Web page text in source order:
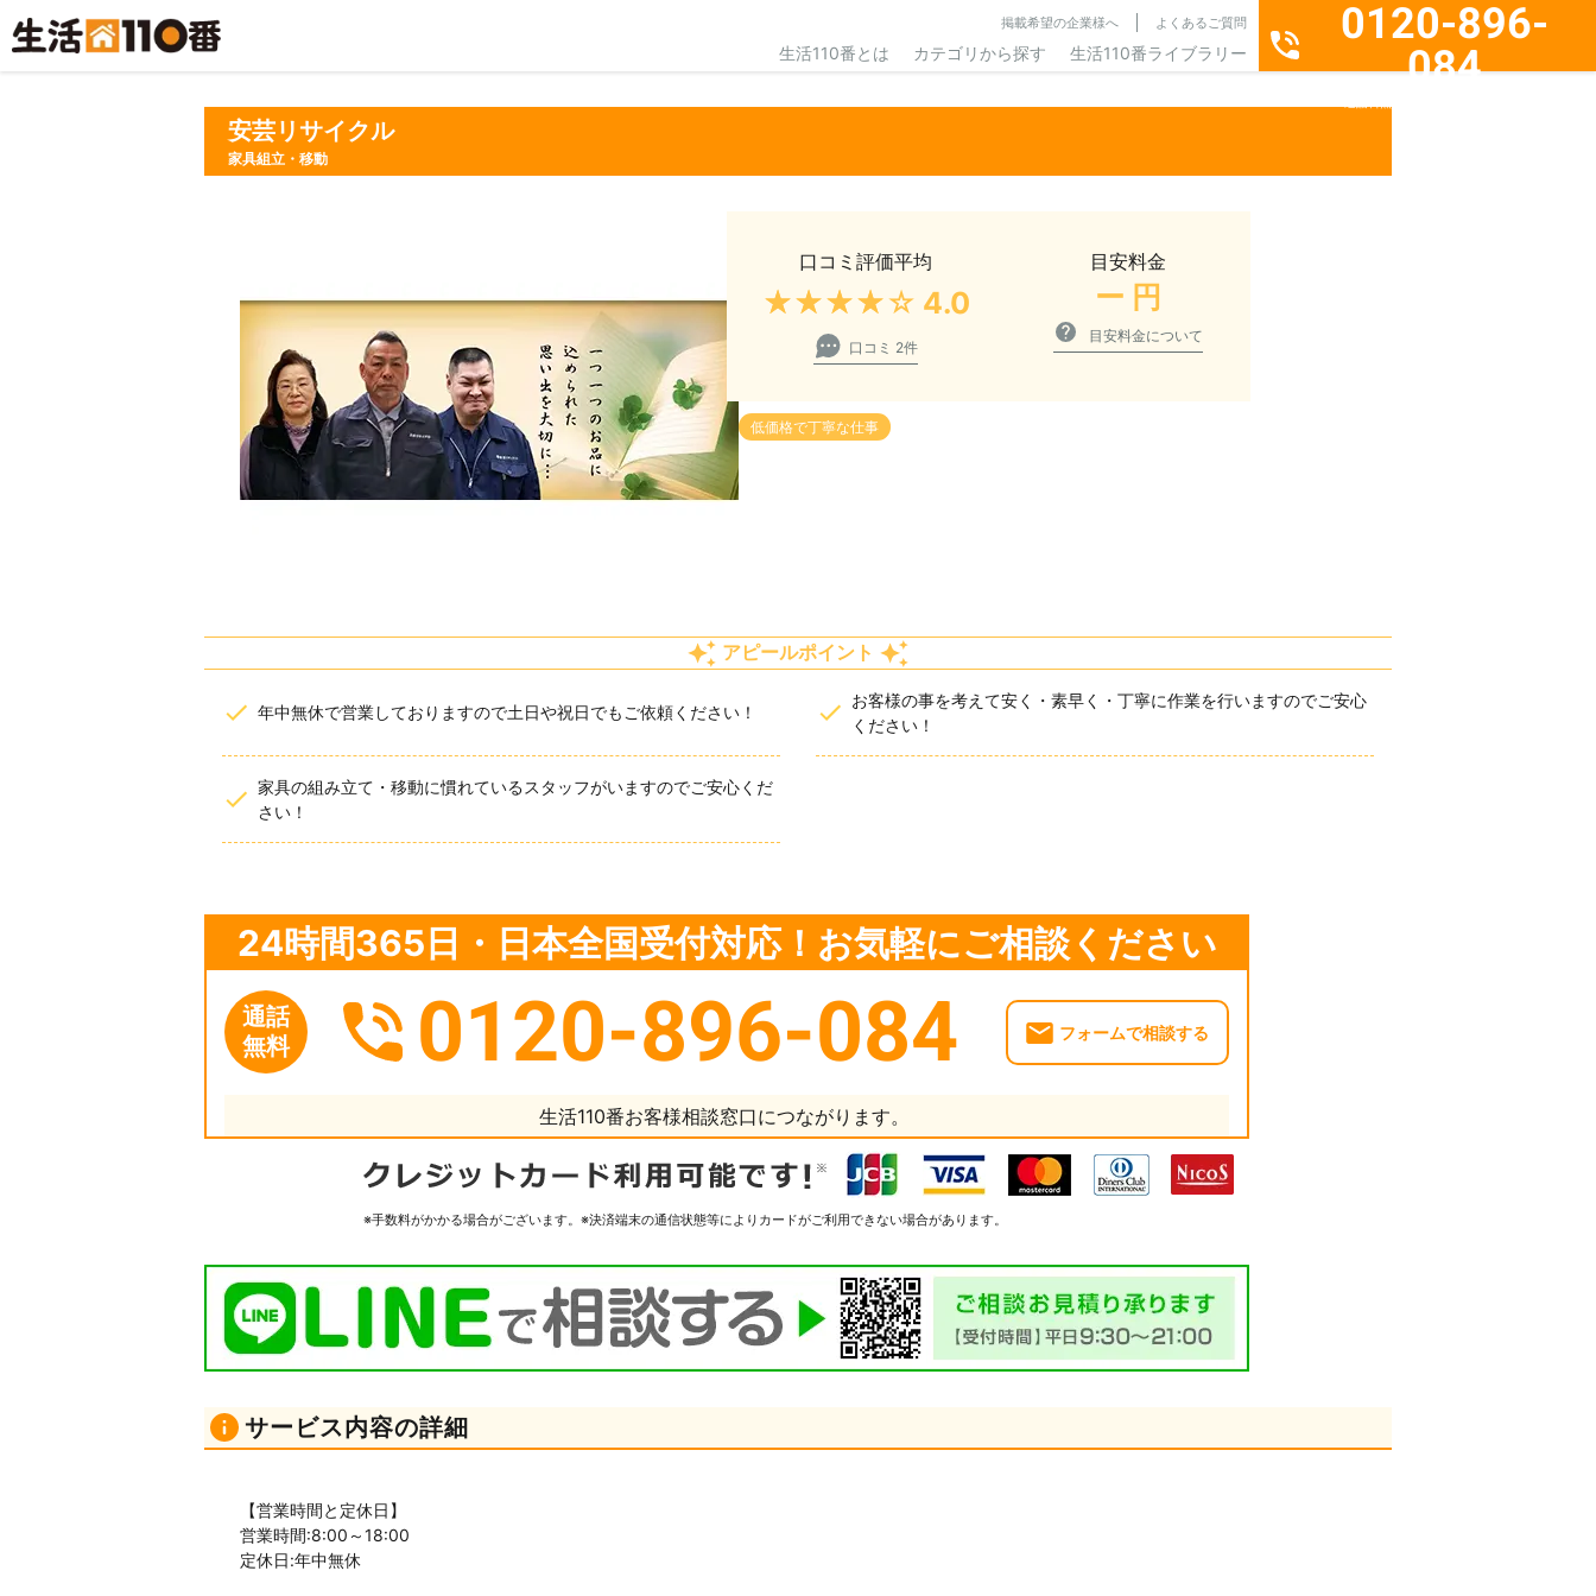
掲載希望の企業様へ よくあるご質問
生活110番とは カテゴリから探す 生活110番ライブラリー
0120-896-
084
安芸リサイクル
家具組立・移動
口コミ評価平均
★★★★★ 4.0
口コミ 2件
目安料金
ー 円
目安料金について
低価格で丁寧な仕事
アピールポイント
年中無休で営業しておりますので土日や祝日でもご依頼ください！
お客様の事を考えて安く・素早く・丁寧に作業を行いますのでご安心
ください！
家具の組み立て・移動に慣れているスタッフがいますのでご安心くだ
さい！
24時間365日・日本全国受付対応！お気軽にご相談ください
通話
無料
0120-896-084 フォームで相談する
生活110番お客様相談窓口につながります。
※手数料がかかる場合がございます。 ※決済端末の通信状態等によりカードがご利用できない場合があります。
サービス内容の詳細
【営業時間と定休日】
営業時間:8:00～18:00
定休日:年中無休